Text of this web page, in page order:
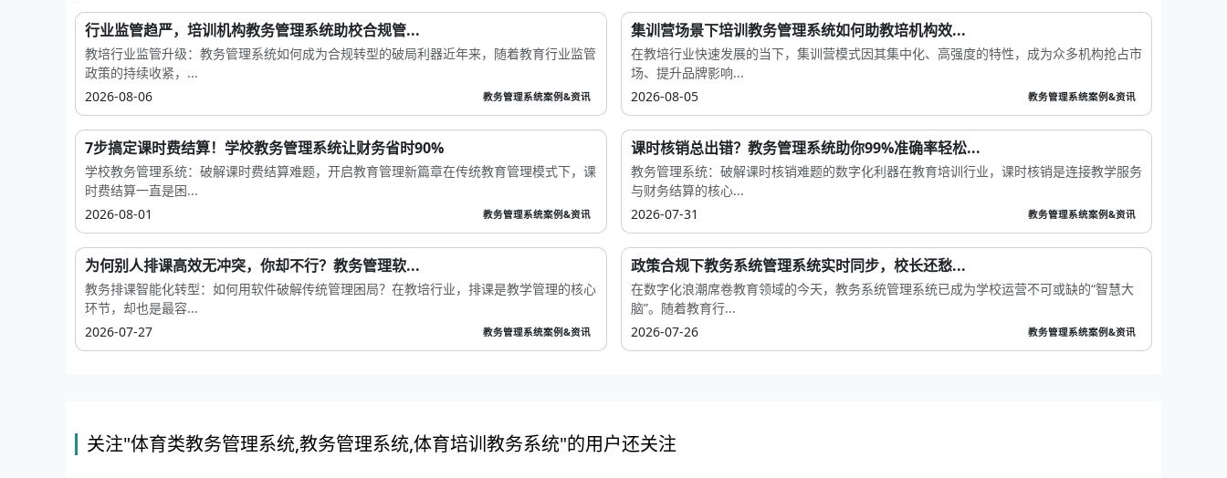
行业监管趋严，培训机构教务管理系统助校合规管...
教培行业监管升级：教务管理系统如何成为合规转型的破局利器近年来，随着教育行业监管
政策的持续收紧，...
2026-08-06
教务管理系统案例&资讯
集训营场景下培训教务管理系统如何助教培机构效...
在教培行业快速发展的当下，集训营模式因其集中化、高强度的特性，成为众多机构抢占市
场、提升品牌影响...
2026-08-05
教务管理系统案例&资讯
7步搞定课时费结算！学校教务管理系统让财务省时90%
学校教务管理系统：破解课时费结算难题，开启教育管理新篇章在传统教育管理模式下，课
时费结算一直是困...
2026-08-01
教务管理系统案例&资讯
课时核销总出错？教务管理系统助你99%准确率轻松...
教务管理系统：破解课时核销难题的数字化利器在教育培训行业，课时核销是连接教学服务
与财务结算的核心...
2026-07-31
教务管理系统案例&资讯
为何别人排课高效无冲突，你却不行？教务管理软...
教务排课智能化转型：如何用软件破解传统管理困局？在教培行业，排课是教学管理的核心
环节，却也是最容...
2026-07-27
教务管理系统案例&资讯
政策合规下教务系统管理系统实时同步，校长还愁...
在数字化浪潮席卷教育领域的今天，教务系统管理系统已成为学校运营不可或缺的“智慧大
脑”。随着教育行...
2026-07-26
教务管理系统案例&资讯
关注"体育类教务管理系统,教务管理系统,体育培训教务系统"的用户还关注